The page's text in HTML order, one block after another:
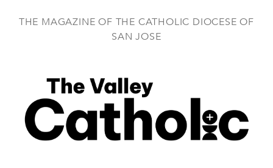
THE MAGAZINE OF THE CATHOLIC DIOCESE OF
SAN JOSE